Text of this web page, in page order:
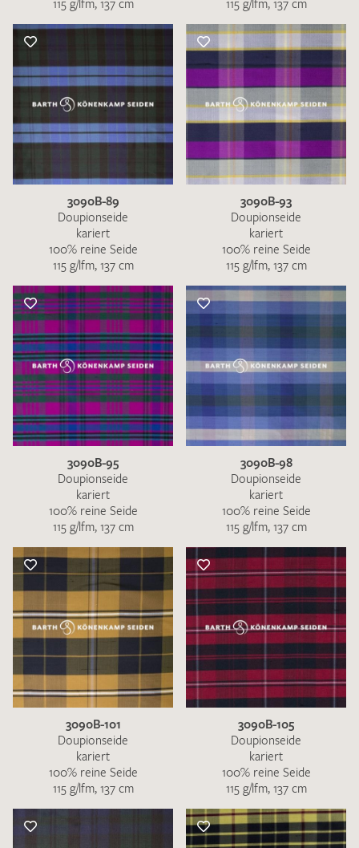
115 g/lfm, 137 cm 115 g/lfm, 137 cm
3090B-89
Doupionseide
kariert
100% reine Seide
115 g/lfm, 137 cm
3090B-93
Doupionseide
kariert
100% reine Seide
115 g/lfm, 137 cm
3090B-95
Doupionseide
kariert
100% reine Seide
115 g/lfm, 137 cm
3090B-98
Doupionseide
kariert
100% reine Seide
115 g/lfm, 137 cm
3090B-101
Doupionseide
kariert
100% reine Seide
115 g/lfm, 137 cm
3090B-105
Doupionseide
kariert
100% reine Seide
115 g/lfm, 137 cm